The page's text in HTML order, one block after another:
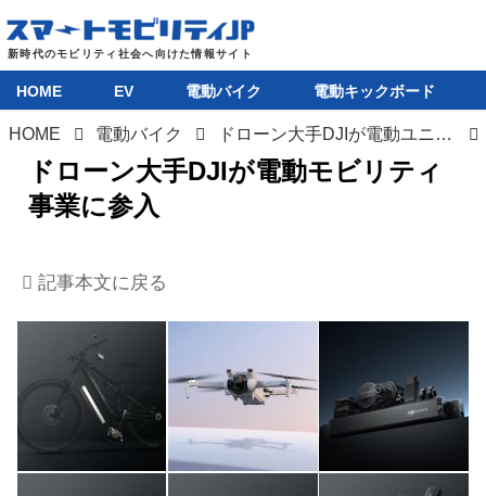
HOME
電動バイク
ライフスタイル
テクノロジー
HOME EV 電動バイク 電動キックボード
HOME 電動バイク ドローン大手DJIが電動ユニットとそれを搭載した電動アシスト自転車「Amflow PL」を発表
ドローン大手DJIが電動モビリティ
事業に参入
記事本文に戻る